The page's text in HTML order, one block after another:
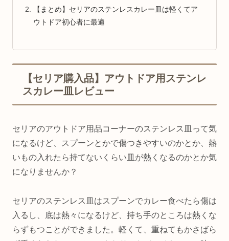
【まとめ】セリアのステンレスカレー皿は軽くてア
ウトドア初心者に最適
【セリア購入品】アウトドア用ステンレ
スカレー皿レビュー
セリアのアウトドア用品コーナーのステンレス皿って気
になるけど、スプーンとかで傷つきやすいのかとか、熱
いもの入れたら持てないくらい皿が熱くなるのかとか気
になりませんか？
セリアのステンレス皿はスプーンでカレー食べたら傷は
入るし、底は熱々になるけど、持ち手のところは熱くな
らずもつことができました。軽くて、重ねてもかさばら